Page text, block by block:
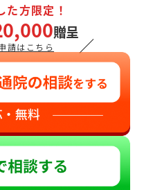
た方限定！
贈呈
請はこちら ／